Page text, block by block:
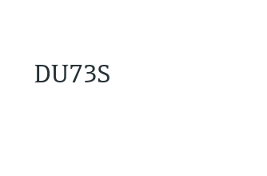
DU73S